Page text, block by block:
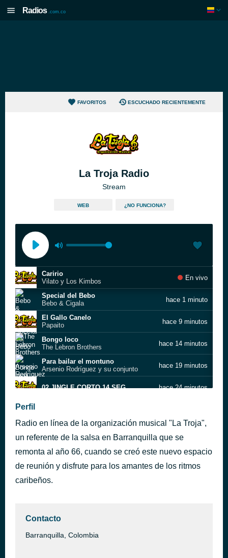
Radios .com.co
FAVORITOS ESCUCHADO RECIENTEMENTE
La Troja Radio
Stream
WEB ¿NO FUNCIONA?
Caririo
Vilato y Los Kimbos
En vivo
Special del Bebo
Bebo & Cigala
hace 1 minuto
El Gallo Canelo
Papaito
hace 9 minutos
Bongo loco
The Lebron Brothers
hace 14 minutos
Para bailar el montuno
Arsenio Rodríguez y su conjunto
hace 19 minutos
02 JINGLE CORTO 14 SEG hace 24 minutos
CAMINA Y VEN
6
39 La fiesta no es para feos. hace 39 minutos
Rico Son (Barrio Obrero) - Willie Rodriguez
Perfil
Radio en línea de la organización musical "La Troja",
un referente de la salsa en Barranquilla que se
remonta al año 66, cuando se creó este nuevo espacio
de reunión y disfrute para los amantes de los ritmos
caribeños.
Contacto
Barranquilla, Colombia